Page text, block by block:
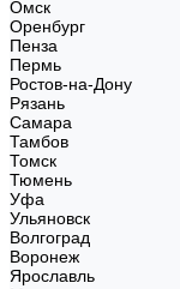
Омск
Оренбург
Пенза
Пермь
Ростов-на-Дону
Рязань
Самара
Тамбов
Томск
Тюмень
Уфа
Ульяновск
Волгоград
Воронеж
Ярославль